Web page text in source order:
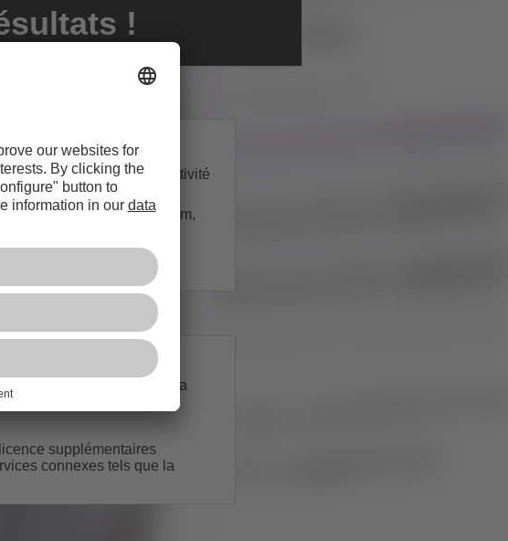
modernes de productivité
d'être laissés pour
Azure ou Power Platform,
"simples".
et d'adoption de Copilot, la
potentiel de revenus de
supplémentaires
connexes tels que la
!